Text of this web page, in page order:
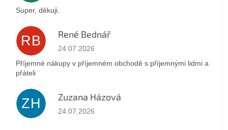
Super, děkuji.
RB René Bednář
Die Shop-Bewertung beträgt 5 von 5 Sternen.
24.07.2026
Příjemné nákupy v příjemném obchodě s příjemnými lidmi a
přáteli
ZH Zuzana Házová
Die Shop-Bewertung beträgt 5 von 5 Sternen.
24.07.2026